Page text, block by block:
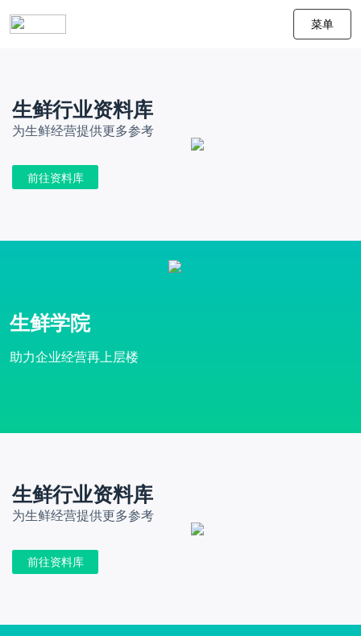
菜单
生鲜行业资料库
为生鲜经营提供更多参考
前往资料库
生鲜学院
助力企业经营再上层楼
生鲜行业资料库
为生鲜经营提供更多参考
前往资料库